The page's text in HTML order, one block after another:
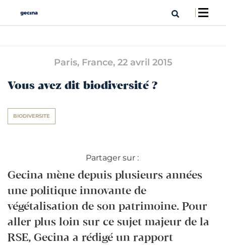
Paris, France, 22 avril 2015
Vous avez dit biodiversité ?
BIODIVERSITE
Partager sur :
Gecina mène depuis plusieurs années
une politique innovante de
végétalisation de son patrimoine. Pour
aller plus loin sur ce sujet majeur de la
RSE, Gecina a rédigé un rapport